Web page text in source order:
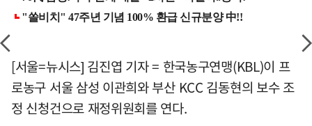
[서울=뉴시스] 김진엽 기자 = 한국농구연맹(KBL)이 프
로농구 서울 삼성 이관희와 부산 KCC 김동현의 보수 조
정 신청건으로 재정위원회를 연다.